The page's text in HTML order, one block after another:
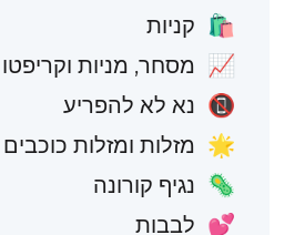
🛍️ קניות
📈 מסחר, מניות וקריפטו
📵 נא לא להפריע
🌟 מזלות ומזלות כוכבים
🦠 נגיף קורונה
💕 לבבות